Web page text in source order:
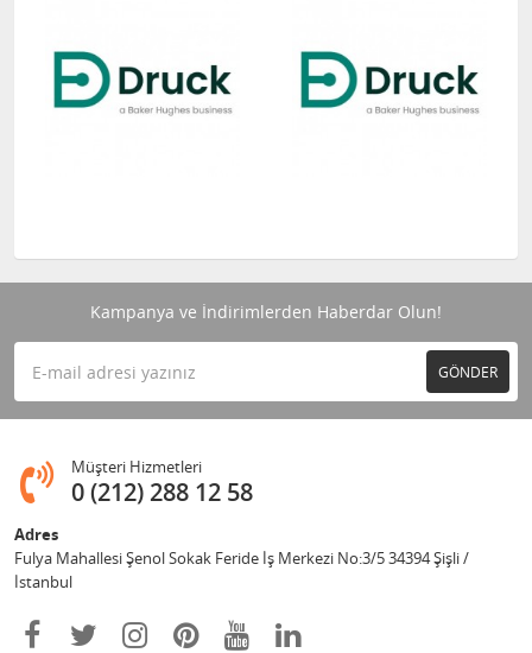
Kampanya ve İndirimlerden Haberdar Olun!
GÖNDER
Müşteri Hizmetleri
0 (212) 288 12 58
Adres
Fulya Mahallesi Şenol Sokak Feride İş Merkezi No:3/5 34394 Şişli /
İstanbul